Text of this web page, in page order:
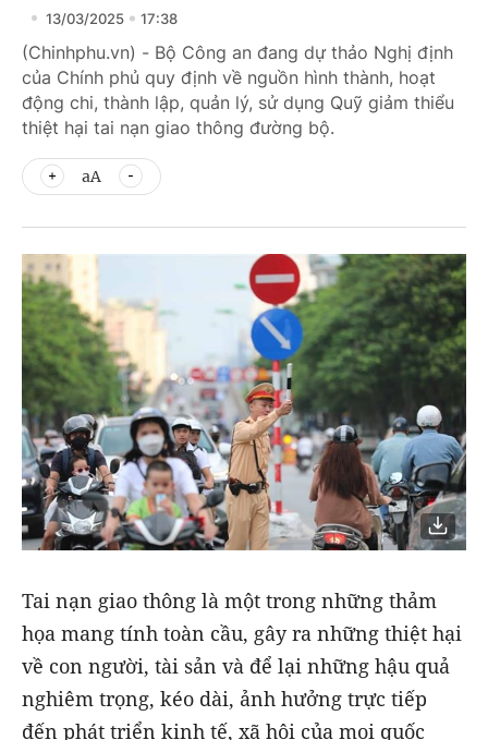
13/03/2025 17:38
(Chinhphu.vn) - Bộ Công an đang dự thảo Nghị định
của Chính phủ quy định về nguồn hình thành, hoạt
động chi, thành lập, quản lý, sử dụng Quỹ giảm thiểu
thiệt hại tai nạn giao thông đường bộ.
aA
Tai nạn giao thông là một trong những thảm
họa mang tính toàn cầu, gây ra những thiệt hại
về con người, tài sản và để lại những hậu quả
nghiêm trọng, kéo dài, ảnh hưởng trực tiếp
đến phát triển kinh tế, xã hội của mọi quốc